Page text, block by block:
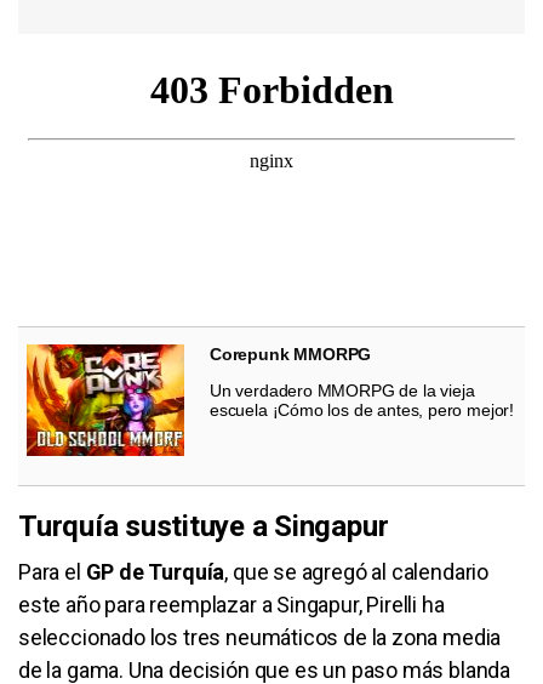
Corepunk MMORPG
Un verdadero MMORPG de la vieja
escuela ¡Cómo los de antes, pero mejor!
Turquía sustituye a Singapur
Para el GP de Turquía, que se agregó al calendario
este año para reemplazar a Singapur, Pirelli ha
seleccionado los tres neumáticos de la zona media
de la gama. Una decisión que es un paso más blanda